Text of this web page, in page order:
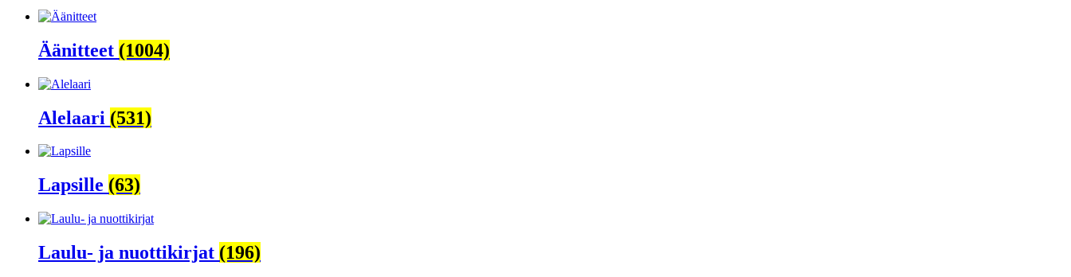
Äänitteet (1004)
Alelaari (531)
Lapsille (63)
Laulu- ja nuottikirjat (196)